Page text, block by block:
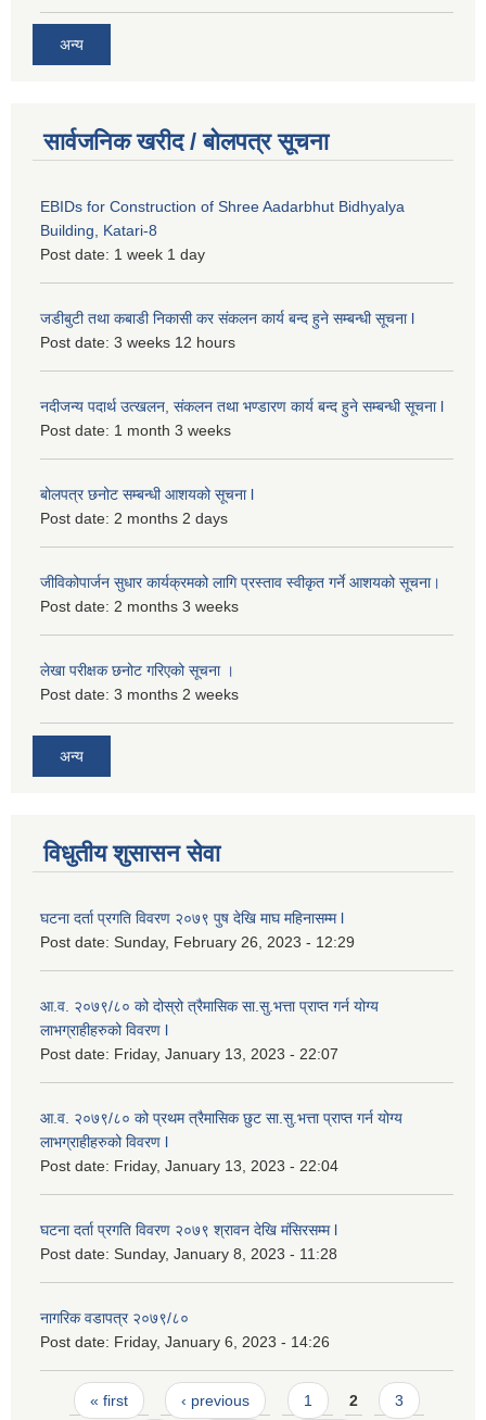
अन्य
सार्वजनिक खरीद / बोलपत्र सूचना
EBIDs for Construction of Shree Aadarbhut Bidhyalya
Building, Katari-8
Post date: 1 week 1 day
जडीबुटी तथा कबाडी निकासी कर संकलन कार्य बन्द हुने सम्बन्धी सूचना l
Post date: 3 weeks 12 hours
नदीजन्य पदार्थ उत्खलन, संकलन तथा भण्डारण कार्य बन्द हुने सम्बन्धी सूचना l
Post date: 1 month 3 weeks
बोलपत्र छनोट सम्बन्धी आशयको सूचना l
Post date: 2 months 2 days
जीविकोपार्जन सुधार कार्यक्रमको लागि प्रस्ताव स्वीकृत गर्ने आशयको सूचना।
Post date: 2 months 3 weeks
लेखा परीक्षक छनोट गरिएको सूचना ।
Post date: 3 months 2 weeks
अन्य
विधुतीय शुसासन सेवा
घटना दर्ता प्रगति विवरण २०७९ पुष देखि माघ महिनासम्म l
Post date: Sunday, February 26, 2023 - 12:29
आ.व. २०७९/८० को दोस्रो त्रैमासिक सा.सु.भ‍त्ता प्राप्त गर्न योग्य
लाभग्राहीहरुको विवरण l
Post date: Friday, January 13, 2023 - 22:07
आ.व. २०७९/८० को प्रथम त्रैमासिक छुट सा.सु.भ‍त्ता प्राप्त गर्न योग्य
लाभग्राहीहरुको विवरण l
Post date: Friday, January 13, 2023 - 22:04
घटना दर्ता प्रगति विवरण २०७९ श्रावन देखि मंसिरसम्म l
Post date: Sunday, January 8, 2023 - 11:28
नागरिक वडापत्र २०७९/८०
Post date: Friday, January 6, 2023 - 14:26
Pages
« first ‹ previous 1 2 3